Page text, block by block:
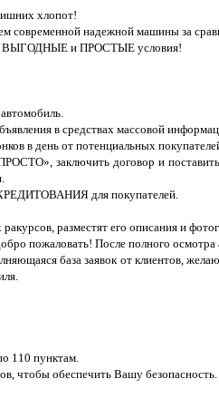
хлопот!
современной надежной машины за
ВЫГОДНЫЕ и ПРОСТЫЕ условия!
в средствах массовой
в день от потенциальных
заключить договор и
для покупателей.
разместят его описания и
пожаловать! После полного
база заявок от клиентов,
110 пунктам.
чтобы обеспечить Вашу безопасность.